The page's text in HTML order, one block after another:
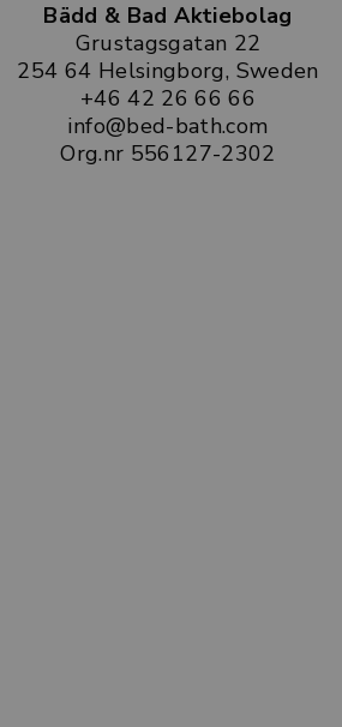
Bädd & Bad Aktiebolag
Grustagsgatan 22
254 64 Helsingborg, Sweden
+46 42 26 66 66
info@bed-bath.com
Org.nr 556127-2302